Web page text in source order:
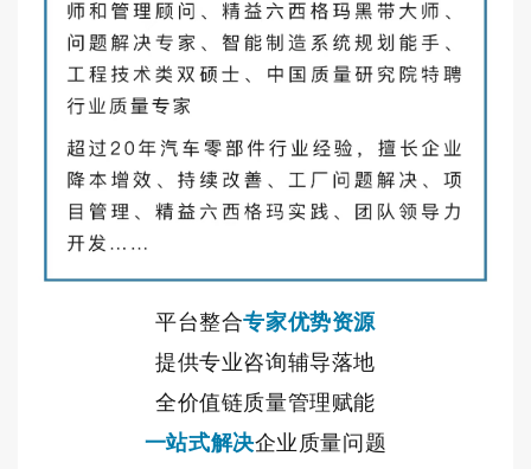
平台整合专家优势资源
提供专业咨询辅导落地
全价值链质量管理赋能
一站式解决企业质量问题